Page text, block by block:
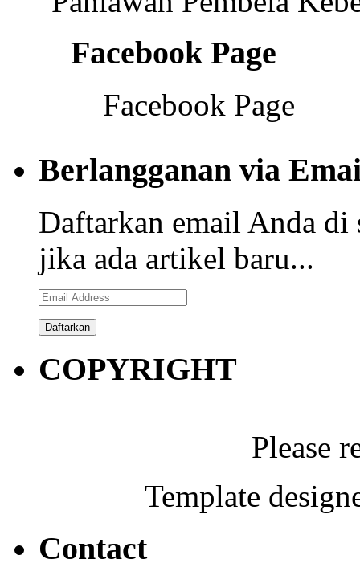
Facebook Page
Facebook Page
Berlangganan via
Daftarkan email Anda
jika ada artikel baru...
Email
Address
COPYRIGHT
Please
Template
Contact